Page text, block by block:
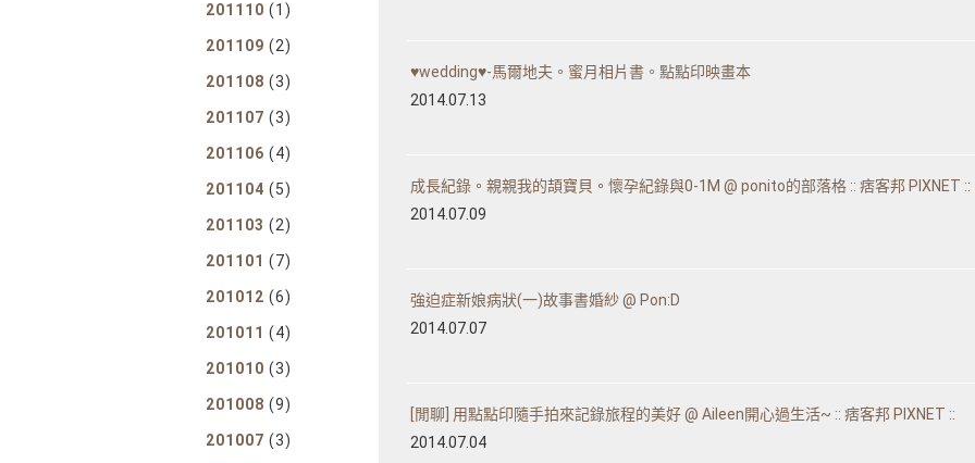
201110 (1)
201109 (2)
201108 (3)
201107 (3)
201106 (4)
201104 (5)
201103 (2)
201101 (7)
201012 (6)
201011 (4)
201010 (3)
201008 (9)
201007 (3)
♥wedding♥-馬爾地夫。蜜月相片書。點點印映畫本
2014.07.13
成長紀錄。親親我的頡寶貝。懷孕紀錄與0-1M @ ponito的部落格 :: 痞客邦 PIXNET ::
2014.07.09
強迫症新娘病狀(一)故事書婚紗 @ Pon:D
2014.07.07
[閒聊] 用點點印隨手拍來記錄旅程的美好 @ Aileen開心過生活~ :: 痞客邦 PIXNET ::
2014.07.04